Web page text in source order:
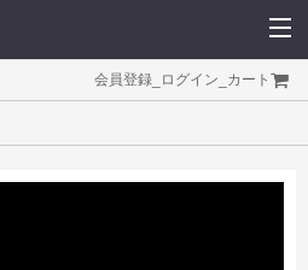
会員登録 ログイン カート